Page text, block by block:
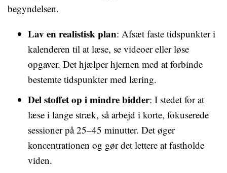
begyndelsen.
Lav en realistisk plan: Afsæt faste tidspunkter i
kalenderen til at læse, se videoer eller løse
opgaver. Det hjælper hjernen med at forbinde
bestemte tidspunkter med læring.
Del stoffet op i mindre bidder: I stedet for at
læse i lange stræk, så arbejd i korte, fokuserede
sessioner på 25–45 minutter. Det øger
koncentrationen og gør det lettere at fastholde
viden.